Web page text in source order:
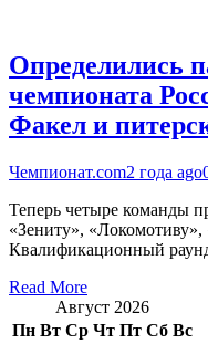
Определились
чемпионата
Факел и
Чемпионат.com2 года ago
Теперь четыре команды
«Зениту»,
Квалификационный
Read More
Август 2026
Пн Вт Ср Чт Пт Сб Вс